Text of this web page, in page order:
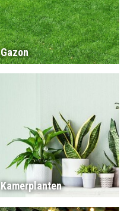
Gazon
Kamerplanten